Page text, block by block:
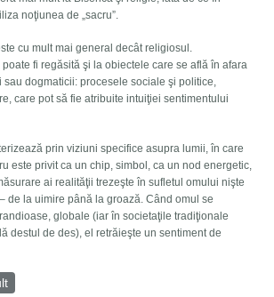
noţiunea de „sacru”.
cu mult mai general decât religiosul.
fi regăsită şi la obiectele care se află în afara
sau dogmaticii: procesele sociale şi politice,
care pot să fie atribuite intuiţiei sentimentului
prin viziuni specifice asupra lumii, în care
este privit ca un chip, simbol, ca un nod energetic,
ai realităţii trezeşte în sufletul omului nişte
de la uimire până la groază. Când omul se
globale (iar în societaţile tradiţionale
destul de des), el retrăieşte un sentiment de